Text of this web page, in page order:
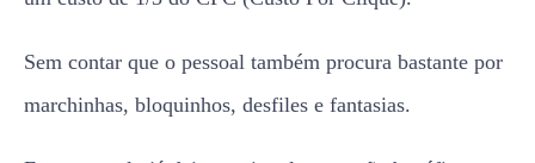
seria uma campanha AdWords para o Carnaval.